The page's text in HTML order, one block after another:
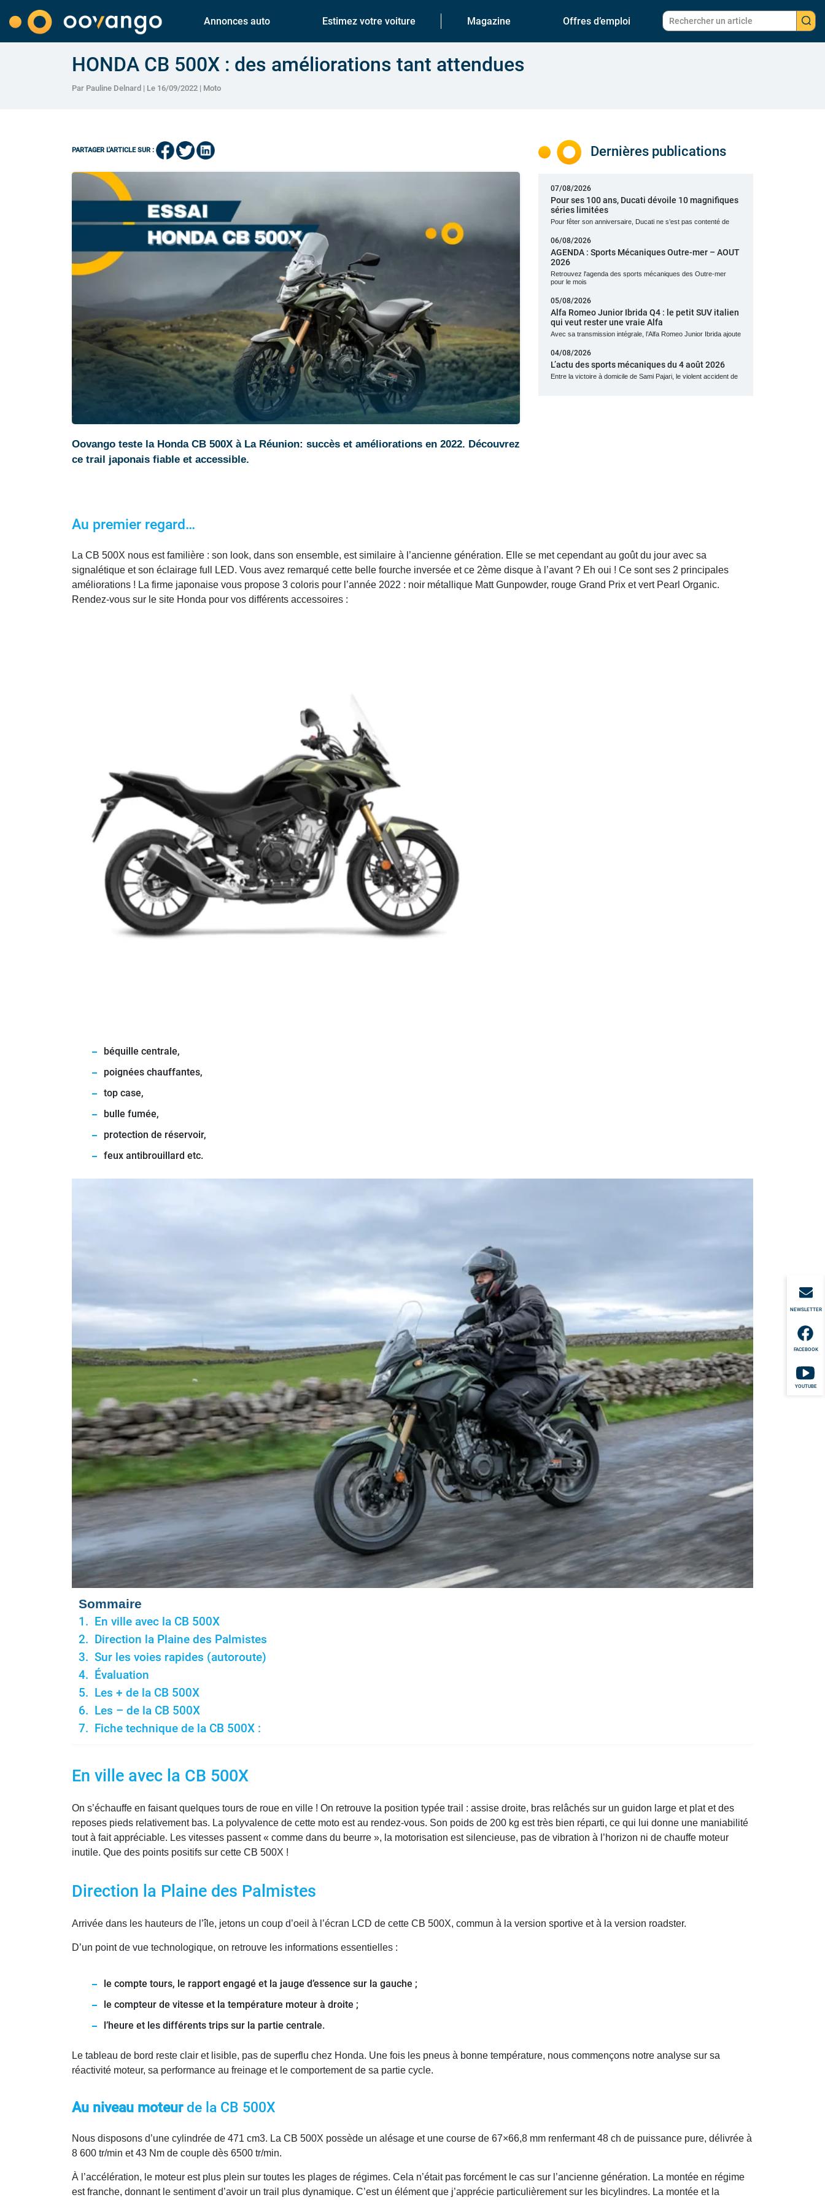
Annonces auto Estimez votre voiture Magazine Offres d’emploi
NEWSLETTER
FACEBOOK
YOUTUBE
HONDA CB 500X : des améliorations tant attendues
Par Pauline Delnard | Le 16/09/2022 | Moto
PARTAGER L'ARTICLE SUR :
Oovango teste la Honda CB 500X à La Réunion: succès et améliorations en 2022. Découvrez
ce trail japonais fiable et accessible.
Dernières publications
07/08/2026
Pour ses 100 ans, Ducati dévoile 10 magnifiques
séries limitées
Pour fêter son anniversaire, Ducati ne s’est pas contenté de
06/08/2026
AGENDA : Sports Mécaniques Outre-mer – AOUT
2026
Retrouvez l'agenda des sports mécaniques des Outre-mer
pour le mois
05/08/2026
Alfa Romeo Junior Ibrida Q4 : le petit SUV italien
qui veut rester une vraie Alfa
Avec sa transmission intégrale, l’Alfa Romeo Junior Ibrida ajoute
04/08/2026
L’actu des sports mécaniques du 4 août 2026
Entre la victoire à domicile de Sami Pajari, le violent accident de
Au premier regard…
La CB 500X nous est familière : son look, dans son ensemble, est similaire à l’ancienne génération. Elle se met cependant au goût du jour avec sa
signalétique et son éclairage full LED. Vous avez remarqué cette belle fourche inversée et ce 2ème disque à l’avant ? Eh oui ! Ce sont ses 2 principales
améliorations ! La firme japonaise vous propose 3 coloris pour l’année 2022 : noir métallique Matt Gunpowder, rouge Grand Prix et vert Pearl Organic.
Rendez-vous sur le site Honda pour vos différents accessoires :
béquille centrale,
poignées chauffantes,
top case,
bulle fumée,
protection de réservoir,
feux antibrouillard etc.
Sommaire
En ville avec la CB 500X
Direction la Plaine des Palmistes
Sur les voies rapides (autoroute)
Évaluation
Les + de la CB 500X
Les – de la CB 500X
Fiche technique de la CB 500X :
En ville avec la CB 500X
On s’échauffe en faisant quelques tours de roue en ville ! On retrouve la position typée trail : assise droite, bras relâchés sur un guidon large et plat et des
reposes pieds relativement bas. La polyvalence de cette moto est au rendez-vous. Son poids de 200 kg est très bien réparti, ce qui lui donne une maniabilité
tout à fait appréciable. Les vitesses passent « comme dans du beurre », la motorisation est silencieuse, pas de vibration à l’horizon ni de chauffe moteur
inutile. Que des points positifs sur cette CB 500X !
Direction la Plaine des Palmistes
Arrivée dans les hauteurs de l’île, jetons un coup d’oeil à l’écran LCD de cette CB 500X, commun à la version sportive et à la version roadster.
D’un point de vue technologique, on retrouve les informations essentielles :
le compte tours, le rapport engagé et la jauge d’essence sur la gauche ;
le compteur de vitesse et la température moteur à droite ;
l’heure et les différents trips sur la partie centrale.
Le tableau de bord reste clair et lisible, pas de superflu chez Honda. Une fois les pneus à bonne température, nous commençons notre analyse sur sa
réactivité moteur, sa performance au freinage et le comportement de sa partie cycle.
Au niveau moteurde la CB 500X
Nous disposons d’une cylindrée de 471 cm3. La CB 500X possède un alésage et une course de 67×66,8 mm renfermant 48 ch de puissance pure, délivrée à
8 600 tr/min et 43 Nm de couple dès 6500 tr/min.
À l’accélération, le moteur est plus plein sur toutes les plages de régimes. Cela n’était pas forcément le cas sur l’ancienne génération. La montée en régime
est franche, donnant le sentiment d’avoir un trail plus dynamique. C’est un élément que j’apprécie particulièrement sur les bicylindres. La montée et la